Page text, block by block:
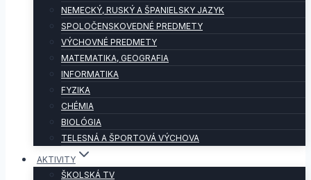
NEMECKÝ, RUSKÝ A ŠPANIELSKY JAZYK
SPOLOČENSKOVEDNÉ PREDMETY
VÝCHOVNÉ PREDMETY
MATEMATIKA, GEOGRAFIA
INFORMATIKA
FYZIKA
CHÉMIA
BIOLÓGIA
TELESNÁ A ŠPORTOVÁ VÝCHOVA
AKTIVITY
ŠKOLSKÁ TV